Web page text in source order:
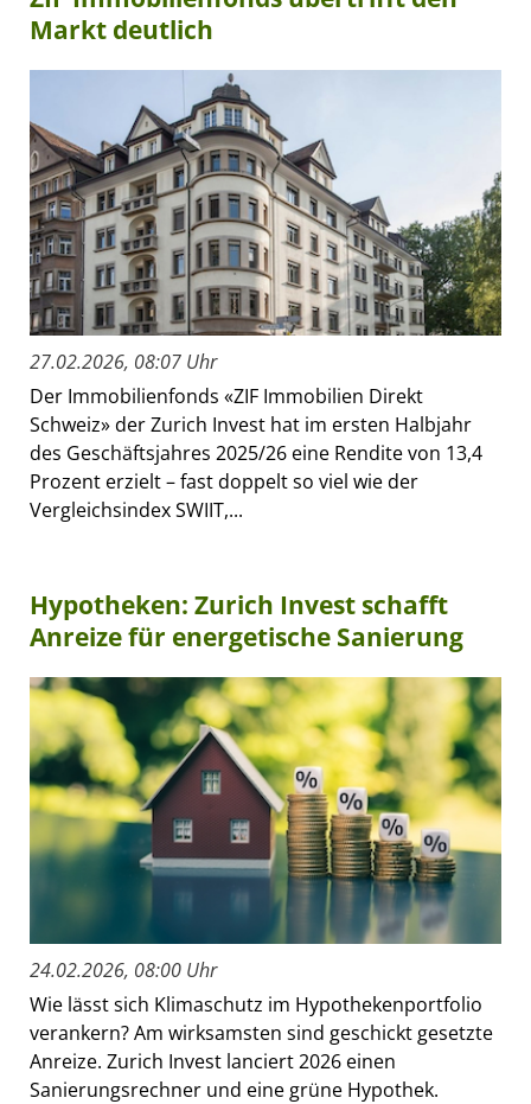
Markt deutlich
27.02.2026, 08:07 Uhr
Der Immobilienfonds «ZIF Immobilien Direkt
Schweiz» der Zurich Invest hat im ersten Halbjahr
des Geschäftsjahres 2025/26 eine Rendite von 13,4
Prozent erzielt – fast doppelt so viel wie der
Vergleichsindex SWIIT,...
Hypotheken: Zurich Invest schafft
Anreize für energetische Sanierung
24.02.2026, 08:00 Uhr
Wie lässt sich Klimaschutz im Hypothekenportfolio
verankern? Am wirksamsten sind geschickt gesetzte
Anreize. Zurich Invest lanciert 2026 einen
Sanierungsrechner und eine grüne Hypothek.